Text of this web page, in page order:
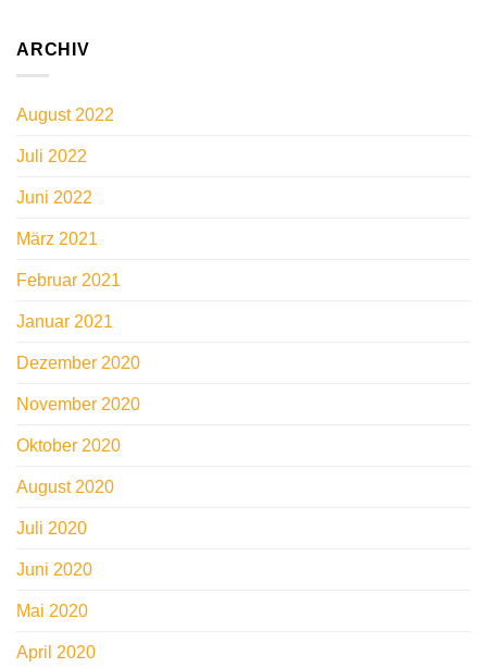
ARCHIV
August 2022
Juli 2022
Juni 2022
März 2021
Februar 2021
Januar 2021
Dezember 2020
November 2020
Oktober 2020
August 2020
Juli 2020
Juni 2020
Mai 2020
April 2020